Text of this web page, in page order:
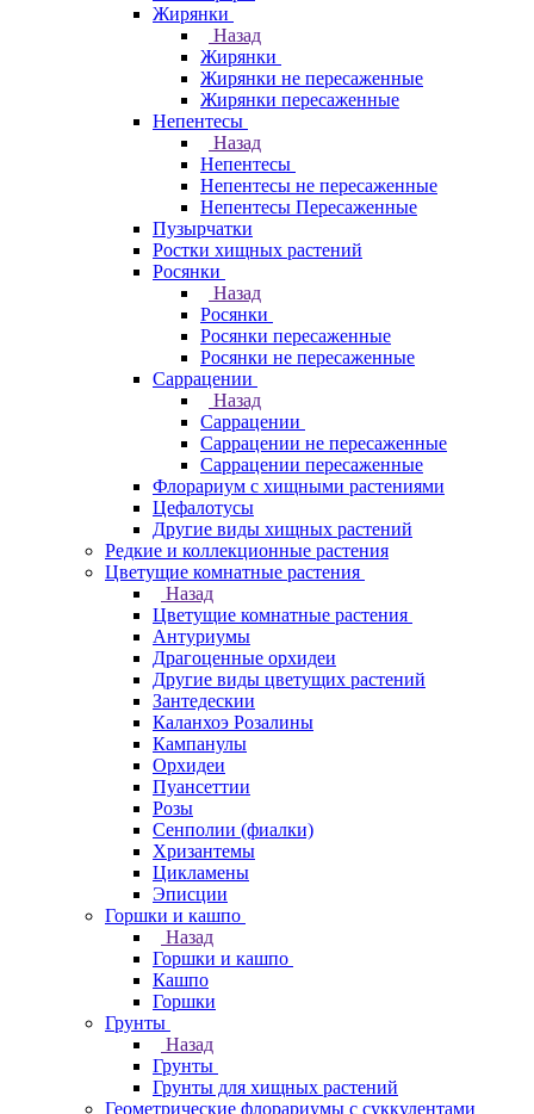
Жирянки
Назад
Жирянки
Жирянки не пересаженные
Жирянки пересаженные
Непентесы
Назад
Непентесы
Непентесы не пересаженные
Непентесы Пересаженные
Пузырчатки
Ростки хищных растений
Росянки
Назад
Росянки
Росянки пересаженные
Росянки не пересаженные
Саррацении
Назад
Саррацении
Саррацении не пересаженные
Саррацении пересаженные
Флорариум с хищными растениями
Цефалотусы
Другие виды хищных растений
Редкие и коллекционные растения
Цветущие комнатные растения
Назад
Цветущие комнатные растения
Антуриумы
Драгоценные орхидеи
Другие виды цветущих растений
Зантедескии
Каланхоэ Розалины
Кампанулы
Орхидеи
Пуансеттии
Розы
Сенполии (фиалки)
Хризантемы
Цикламены
Эписции
Горшки и кашпо
Назад
Горшки и кашпо
Кашпо
Горшки
Грунты
Назад
Грунты
Грунты для хищных растений
Геометрические флорариумы с суккулентами